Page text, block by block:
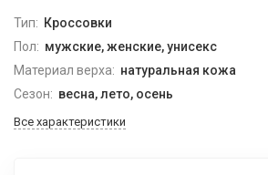
Тип: Кроссовки
Пол: мужские, женские, унисекс
Материал верха: натуральная кожа
Сезон: весна, лето, осень
Все характеристики